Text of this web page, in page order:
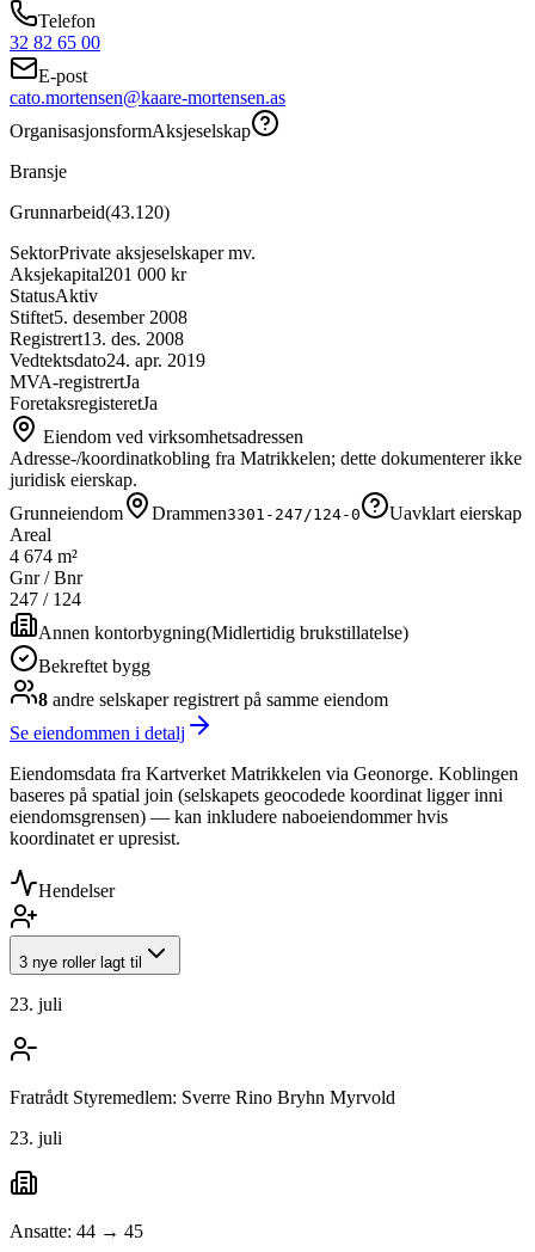
Telefon
32 82 65 00
E-post
cato.mortensen@kaare-mortensen.as
OrganisasjonsformAksjeselskap
Bransje
Grunnarbeid(43.120)
SektorPrivate aksjeselskaper mv.
Aksjekapital201 000 kr
StatusAktiv
Stiftet5. desember 2008
Registrert13. des. 2008
Vedtektsdato24. apr. 2019
MVA-registrertJa
ForetaksregisteretJa
Eiendom ved virksomhetsadressen
Adresse-/koordinatkobling fra Matrikkelen; dette dokumenterer ikke
juridisk eierskap.
Grunneiendom
Drammen3301-247/124-0
Uavklart eierskap
Areal
4 674 m²
Gnr / Bnr
247 / 124
Annen kontorbygning(Midlertidig brukstillatelse)
Bekreftet bygg
8 andre selskaperregistrert på samme eiendom
Se eiendommen i detalj
Eiendomsdata fra Kartverket Matrikkelen via Geonorge. Koblingen
baseres på spatial join (selskapets geocodede koordinat ligger inni
eiendomsgrensen) — kan inkludere naboeiendommer hvis
koordinatet er upresist.
Hendelser
3 nye roller lagt til
23. juli
Fratrådt Styremedlem: Sverre Rino Bryhn Myrvold
23. juli
Ansatte: 44 → 45